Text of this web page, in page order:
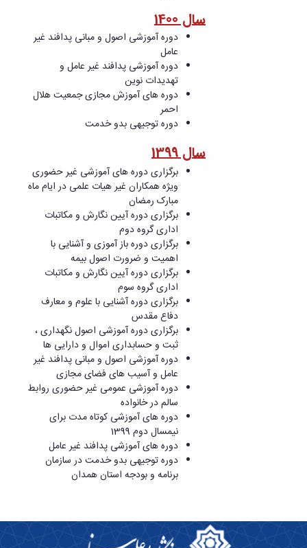
سال 1400
دوره آموزشی اصول و مبانی پدافند غیر
عامل
دوره آموزشی پدافند غیر عامل و
تهدیدات نوین
دوره های آموزش مجازی جمعیت هلال
احمر
دوره توجیهی بدو خدمت
سال 1399
برگزاری دوره های آموزشی غیر حضوری
ویژه همکاران غیر هیات علمی در ایام ماه
مبارک رمضان
برگزاری دوره آیین نگارش و مکاتبات
اداری گروه دوم
برگزاری دوره باز آموزی و آشنایی با
اهمیت و ضرورت اصول بیمه
برگزاری دوره آیین نگارش و مکاتبات
اداری گروه سوم
برگزاری دوره آشنایی با علوم و معارف
دفاع مقدس
برگزاری دوره آموزشی اصول نگهداری ،
ثبت و حسابداری اموال و دارایی ها
دوره آموزشی اصول و مبانی پدافند غیر
عامل و آسیب های فضای مجازی
دوره آموزشی عمومی غیر حضوری روابط
سالم در خانواده
دوره های آموزشی کوتاه مدت برای
نیمسال دوم 1399
دوره های آموزشی پدافند غیر عامل
دوره توجیهی بدو خدمت در سازمان
برنامه و بودجه استان همدان